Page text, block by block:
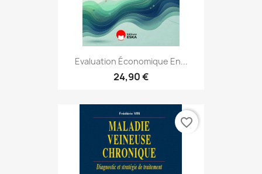
Evaluation Économique En...
24,90 €
favorite_border